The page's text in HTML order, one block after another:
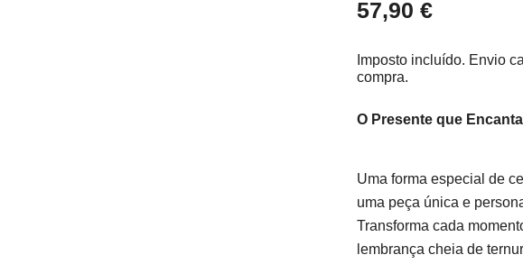
57,90 €
Imposto incluído. Envio
compra.
O Presente que
Uma forma especial de
uma peça única e
Transforma cada
lembrança cheia de